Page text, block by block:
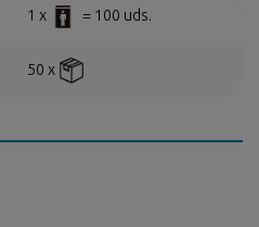
1 x = 100 uds.
50 x